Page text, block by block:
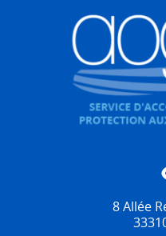
8 Allée